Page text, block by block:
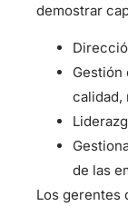
demostrar
Gestión
calidad,
de las
Los gerentes